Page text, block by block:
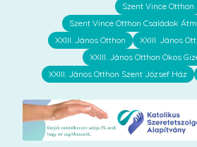
Szent Vince Otthon
Szent Vince Otthon Családok
XXIII. János Otthon
XXIII. János
XXIII. János Otthon Okos
XXIII. János Otthon Szent József Ház